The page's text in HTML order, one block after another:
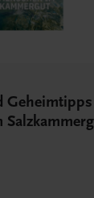
Geheimtipps